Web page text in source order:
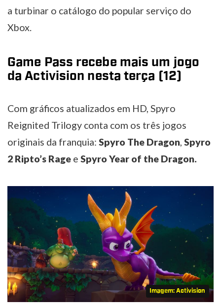
a turbinar o catálogo do popular serviço do
Xbox.
Game Pass recebe mais um jogo
da Activision nesta terça (12)
Com gráficos atualizados em HD, Spyro
Reignited Trilogy conta com os três jogos
originais da franquia: Spyro The Dragon, Spyro
2 Ripto’s Rage e Spyro Year of the Dragon.
Imagem: Activision